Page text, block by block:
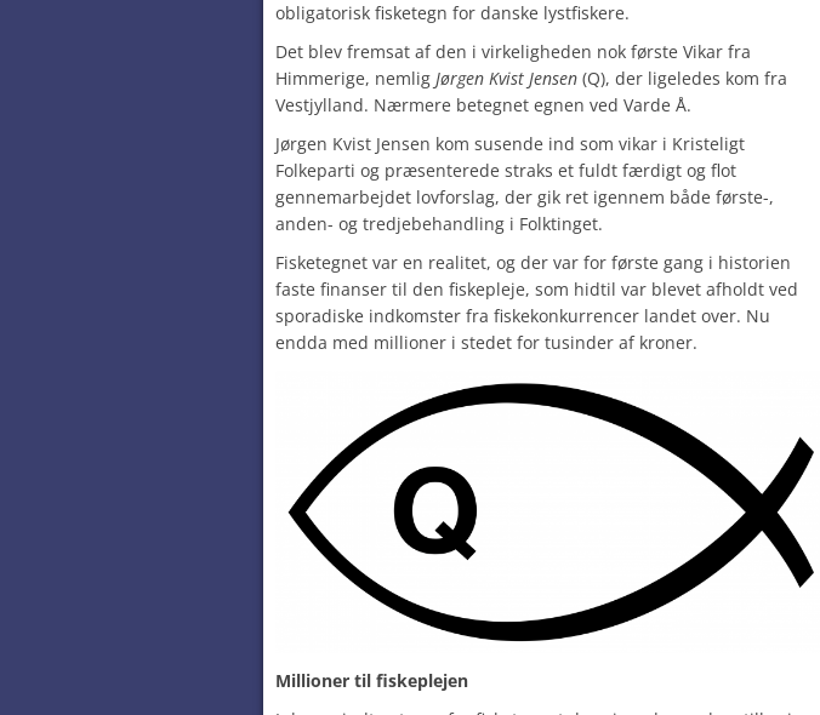
obligatorisk fisketegn for danske lystfiskere.
Det blev fremsat af den i virkeligheden nok første Vikar fra
Himmerige, nemlig Jørgen Kvist Jensen (Q), der ligeledes kom fra
Vestjylland. Nærmere betegnet egnen ved Varde Å.
Jørgen Kvist Jensen kom susende ind som vikar i Kristeligt
Folkeparti og præsenterede straks et fuldt færdigt og flot
gennemarbejdet lovforslag, der gik ret igennem både første-,
anden- og tredjebehandling i Folktinget.
Fisketegnet var en realitet, og der var for første gang i historien
faste finanser til den fiskepleje, som hidtil var blevet afholdt ved
sporadiske indkomster fra fiskekonkurrencer landet over. Nu
endda med millioner i stedet for tusinder af kroner.
Millioner til fiskeplejen